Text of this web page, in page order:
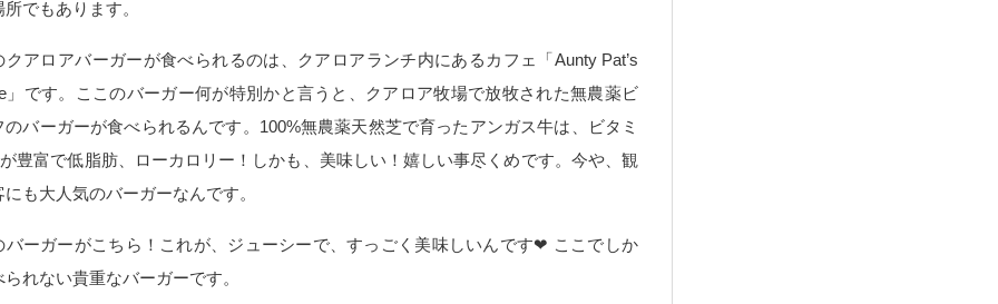
所でもあります。
クアロアバーガーが食べられるのは、クアロアランチ内にあるカフェ「Aunty Pat’s
」です。ここのバーガー何が特別かと言うと、クアロア牧場で放牧された無農薬ビ
のバーガーが食べられるんです。100%無農薬天然芝で育ったアンガス牛は、ビタミ
豊富で低脂肪、ローカロリー！しかも、美味しい！嬉しい事尽くめです。今や、観
にも大人気のバーガーなんです。
バーガーがこちら！これが、ジューシーで、すっごく美味しいんです❤︎ ここでしか
られない貴重なバーガーです。